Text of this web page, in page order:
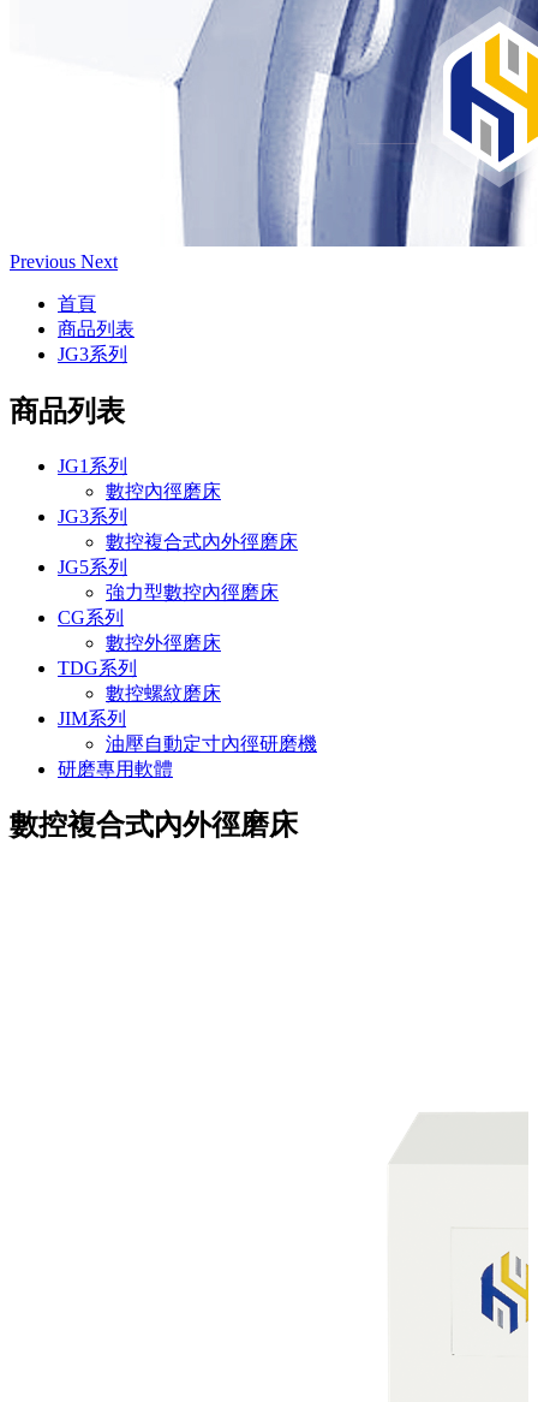
Previous Next
首頁
商品列表
JG3系列
商品列表
JG1系列
數控內徑磨床
JG3系列
數控複合式內外徑磨床
JG5系列
強力型數控內徑磨床
CG系列
數控外徑磨床
TDG系列
數控螺紋磨床
JIM系列
油壓自動定寸內徑研磨機
研磨專用軟體
數控複合式內外徑磨床